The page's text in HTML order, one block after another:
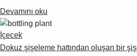
Devamını oku
İçecek
Dokuz şişeleme hattından oluşan bir